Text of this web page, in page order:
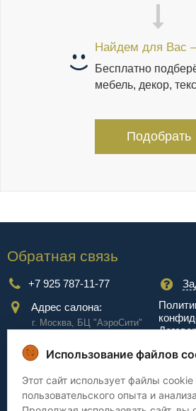
Найдем для Вас
Бесплатно
мебель, декор,
Подобрать
Обратная связь
+7 925 787-11-77
Адрес салона:
г. Москва, БЦ "АэроCити"
Куркинское ш., стр.2, 17
этаж
Сервис
Доставка
Использование файлов
Этот сайт использует файлы
пользовательского опыта и